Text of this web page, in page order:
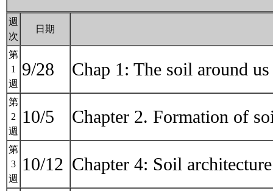
週
次
日期
第
1
週
9/28 Chap 1: The soil around
第
2
週
10/5 Chapter 2. Formation of
第
3
週
10/12 Chapter 4: Soil